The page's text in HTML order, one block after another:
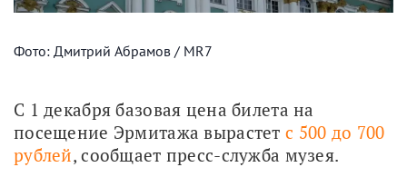
Фото: Дмитрий Абрамов / MR7
С 1 декабря базовая цена билета на
посещение Эрмитажа вырастет с 500 до 700
рублей, сообщает пресс-служба музея.